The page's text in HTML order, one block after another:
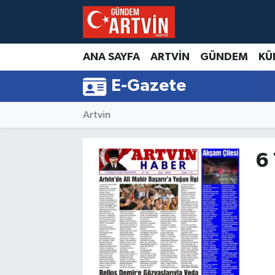
ANA SAYFA ARTVİN GÜNDEM
E-Gazete
Artvin
6